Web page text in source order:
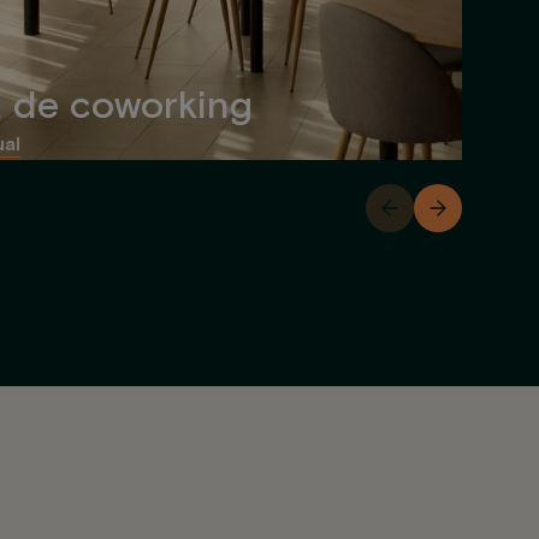
de coworking